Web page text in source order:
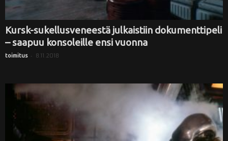
Kursk-sukellusveneestä julkaistiin dokumenttipeli
– saapuu konsoleille ensi vuonna
toimitus - 8.11.2018